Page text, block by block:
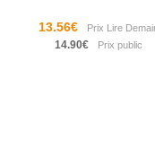
13.56€
14.90€